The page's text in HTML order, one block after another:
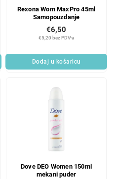
Rexona Wom MaxPro 45ml
Samopouzdanje
€5,20 bez PDV-a
€6,50
Dodaj u košaricu
Dove DEO Women 150ml
mekani puder